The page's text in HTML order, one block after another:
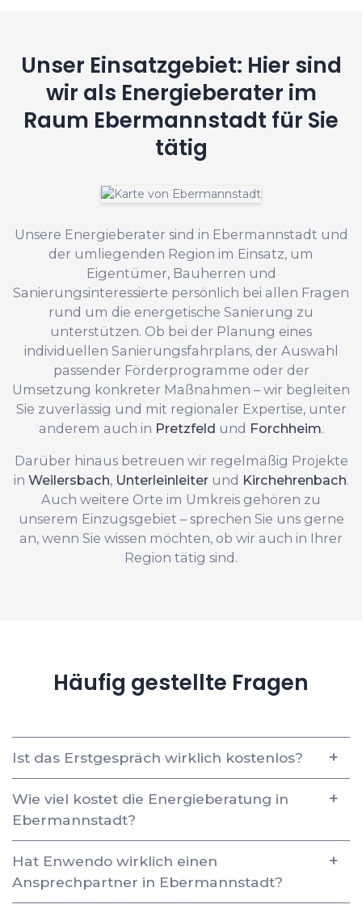
Unser Einsatzgebiet: Hier sind
wir als Energieberater im
Raum Ebermannstadt für Sie
tätig
Unsere Energieberater sind in Ebermannstadt und
der umliegenden Region im Einsatz, um
Eigentümer, Bauherren und
Sanierungsinteressierte persönlich bei allen Fragen
rund um die energetische Sanierung zu
unterstützen. Ob bei der Planung eines
individuellen Sanierungsfahrplans, der Auswahl
passender Förderprogramme oder der
Umsetzung konkreter Maßnahmen – wir begleiten
Sie zuverlässig und mit regionaler Expertise, unter
anderem auch in Pretzfeld und Forchheim.
Darüber hinaus betreuen wir regelmäßig Projekte
in Weilersbach, Unterleinleiterund Kirchehrenbach.
Auch weitere Orte im Umkreis gehören zu
unserem Einzugsgebiet – sprechen Sie uns gerne
an, wenn Sie wissen möchten, ob wir auch in Ihrer
Region tätig sind.
Häufig gestellte Fragen
Ist das Erstgespräch wirklich kostenlos?
Wie viel kostet die Energieberatung in
Ebermannstadt?
Hat Enwendo wirklich einen
Ansprechpartner in Ebermannstadt?